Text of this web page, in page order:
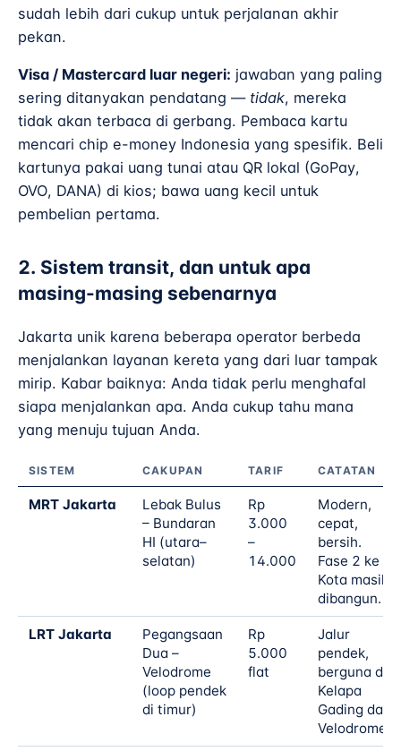
sudah lebih dari cukup untuk perjalanan akhir
pekan.
Visa / Mastercard luar negeri: jawaban yang paling
sering ditanyakan pendatang — tidak, mereka
tidak akan terbaca di gerbang. Pembaca kartu
mencari chip e-money Indonesia yang spesifik. Beli
kartunya pakai uang tunai atau QR lokal (GoPay,
OVO, DANA) di kios; bawa uang kecil untuk
pembelian pertama.
2. Sistem transit, dan untuk apa
masing-masing sebenarnya
Jakarta unik karena beberapa operator berbeda
menjalankan layanan kereta yang dari luar tampak
mirip. Kabar baiknya: Anda tidak perlu menghafal
siapa menjalankan apa. Anda cukup tahu mana
yang menuju tujuan Anda.
SISTEM CAKUPAN TARIF CATATAN
MRT Jakarta
Lebak Bulus
– Bundaran
HI (utara–
selatan)
Rp
3.000
–
14.000
Modern,
cepat,
bersih.
Fase 2 ke
Kota masih
dibangun.
LRT Jakarta
Pegangsaan
Dua –
Velodrome
(loop pendek
di timur)
Rp
5.000
flat
Jalur
pendek,
berguna di
Kelapa
Gading dan
Velodrome.